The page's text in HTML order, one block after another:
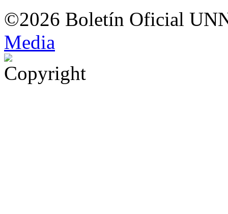
©2026 Boletín Oficial
Media